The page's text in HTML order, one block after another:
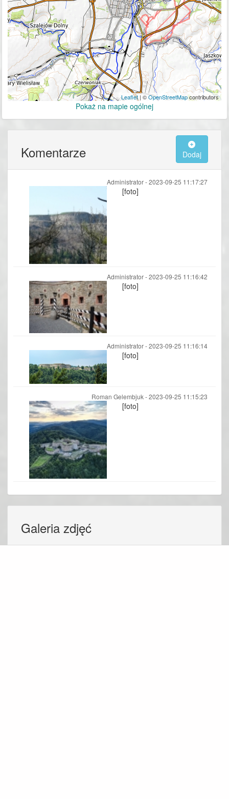
Leaflet| ©OpenStreetMapcontributors
Pokaż na mapie ogólnej
Komentarze Dodaj
Administrator -2023-09-25 11:17:27
[foto]
Administrator -2023-09-25 11:16:42
[foto]
Administrator -2023-09-25 11:16:14
[foto]
Roman Gelembjuk -2023-09-25 11:15:23
[foto]
Galeria zdjęć